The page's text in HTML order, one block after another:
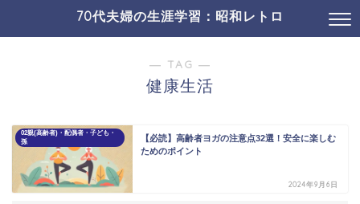
19コミュニケ・SNS
70代夫婦の生涯学習：昭和レトロ
― TAG ―
健康生活
02親(高齢者)・配偶者・子ども・
孫
【必読】高齢者ヨガの注意点32選！安全に楽しむ
ためのポイント
2024年9月6日